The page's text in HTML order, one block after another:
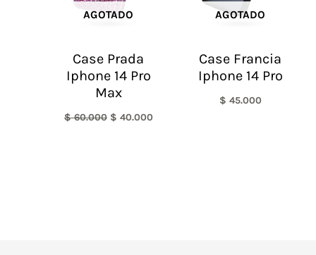
AGOTADO
Case Prada
Iphone 14 Pro
Max
$60.000 $ 40.000
AGOTADO
Case Francia
Iphone 14 Pro
$ 45.000